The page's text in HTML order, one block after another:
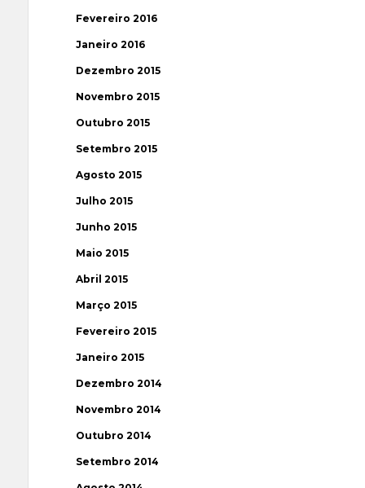
Fevereiro 2016
Janeiro 2016
Dezembro 2015
Novembro 2015
Outubro 2015
Setembro 2015
Agosto 2015
Julho 2015
Junho 2015
Maio 2015
Abril 2015
Março 2015
Fevereiro 2015
Janeiro 2015
Dezembro 2014
Novembro 2014
Outubro 2014
Setembro 2014